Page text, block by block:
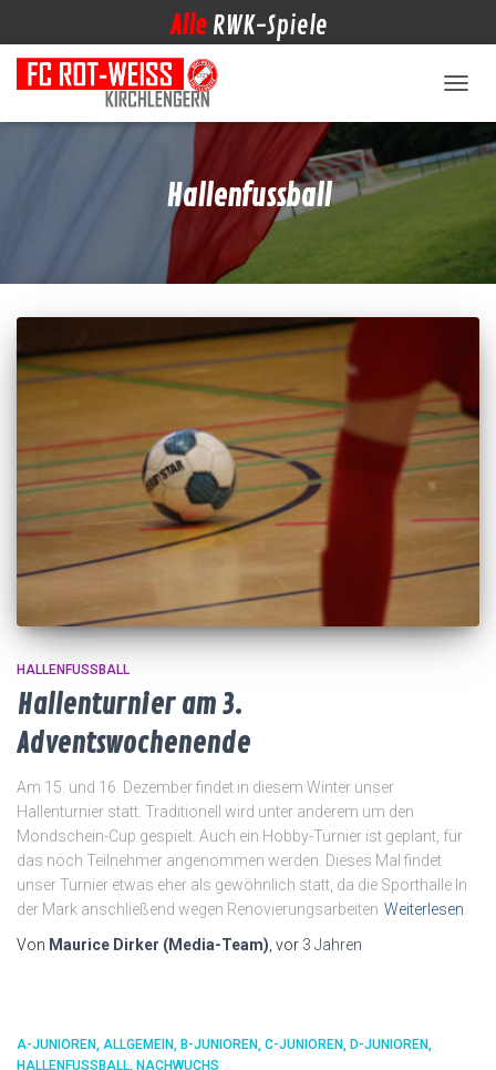
Alle RWK-Spiele
Hallenfussball
HALLENFUSSBALL
Hallenturnier am 3.
Adventswochenende
Am 15. und 16. Dezember findet in diesem Winter unser
Hallenturnier statt. Traditionell wird unter anderem um den
Mondschein-Cup gespielt. Auch ein Hobby-Turnier ist geplant, für
das noch Teilnehmer angenommen werden. Dieses Mal findet
unser Turnier etwas eher als gewöhnlich statt, da die Sporthalle In
der Mark anschließend wegen Renovierungsarbeiten Weiterlesen
Von Maurice Dirker (Media-Team) , vor 3 Jahren
A-JUNIOREN ALLGEMEIN B-JUNIOREN C-JUNIOREN D-JUNIOREN
HALLENFUSSBALL NACHWUCHS